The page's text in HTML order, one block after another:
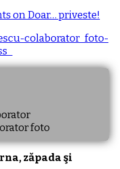
on Doar… priveste!
foto
zăpada şi